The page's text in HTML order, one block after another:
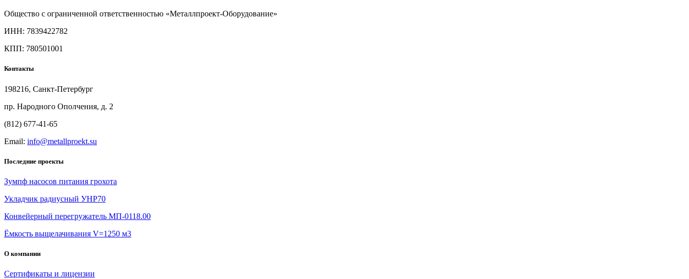
Общество с ограниченной ответственностью «Металлпроект-Оборудование»
ИНН: 7839422782
КПП: 780501001
Контакты
198216, Санкт-Петербург
пр. Народного Ополчения, д. 2
(812) 677-41-65
Email: info@metallproekt.su
Последние проекты
Зумпф насосов питания грохота
Укладчик радиусный УНР70
Конвейерный перегружатель МП-0118.00
Ёмкость выщелачивания V=1250 м3
О компании
Сертификаты и лицензии